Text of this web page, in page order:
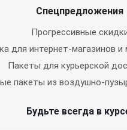
Спецпредложения
Прогрессивные
для интернет-магазинов и
Пакеты для курьерской
пакеты из воздушно-
Будьте всегда в